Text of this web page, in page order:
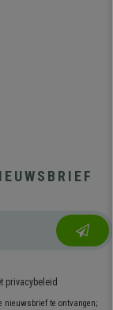
privacybeleid
nieuwsbrief te ontvangen;